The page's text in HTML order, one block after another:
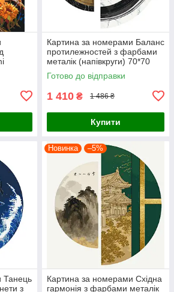
Картина за номерами Баланс
протилежностей з фарбами
металік (напівкруги) 70*70
Origami (OSR1001)
Готово до відправки
1 410 ₴ 1 486 ₴
Купити
Танець
з
Новинка –5%
Картина за номерами Східна
гармонія з фарбами металік